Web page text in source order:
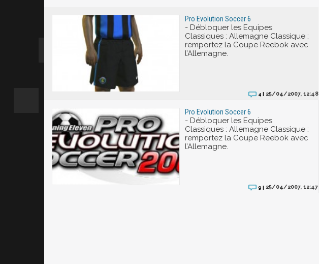
Pro Evolution Soccer 6
- Débloquer les Equipes
Classiques : Allemagne Classique :
remportez la Coupe Reebok avec
l’Allemagne.
4 | 25/04/2007, 12:48
Pro Evolution Soccer 6
- Débloquer les Equipes
Classiques : Allemagne Classique :
remportez la Coupe Reebok avec
l’Allemagne.
9 | 25/04/2007, 12:47